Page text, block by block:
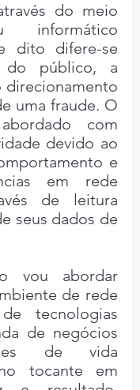
do meio
informático
dito difere-se
do público, a
direcionamento
uma fraude. O
com
devido ao
e
em rede
de leitura
seus dados de
vou abordar
de rede
tecnologias
de negócios
de vida
tocante em